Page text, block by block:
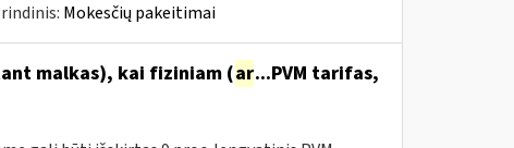
Mokesčių pakeitimai
malkas), kai fiziniam (ar...PVM tarifas,